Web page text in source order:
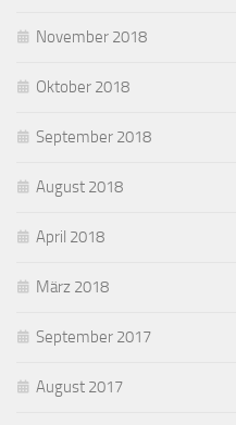
November 2018
Oktober 2018
September 2018
August 2018
April 2018
März 2018
September 2017
August 2017